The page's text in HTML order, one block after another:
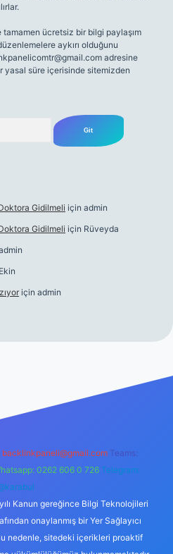
ücretsiz bir bilgi paylaşım
aykırı olduğunu
adresine
süre içerisinde sitemizden
Gidilmeli için admin
Gidilmeli için Rüveyda
Ekin
için admin
backlinkpaneli@gmail.com Teams:
0262 606 0 726 Telegram:
Kanun gereğince Bilgi Teknolojileri
onaylanmış bir Yer Sağlayıcı
nedenle, sitedeki içerikleri proaktif